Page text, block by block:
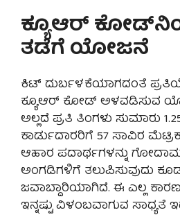
ಕ್ಯೂಆರ್
ತಡೆಗೆ ಯೋಜನೆ
ಕಿಟ್ ದುರ್ಬಳಕೆಯಾಗದಂತೆ
ಕ್ಯೂಆರ್ ಕೋಡ್ ಅಳವಡಿಸುವ
ಅಲ್ಲದೆ ಪ್ರತಿ ತಿಂಗಳು ಸುಮಾರು
ಕಾರ್ಡುದಾರರಿಗೆ 57 ಸಾವಿರ
ಆಹಾರ ಪದಾರ್ಥಗಳನ್ನು
ಅಂಗಡಿಗಳಿಗೆ ತಲುಪಿಸುವುದು
ಜವಾಬ್ದಾರಿಯಾಗಿದೆ. ಈ ಎಲ್ಲ
ಇನ್ನಷ್ಟು ವಿಳಂಬವಾಗುವ ಸಾಧ್ಯತೆ